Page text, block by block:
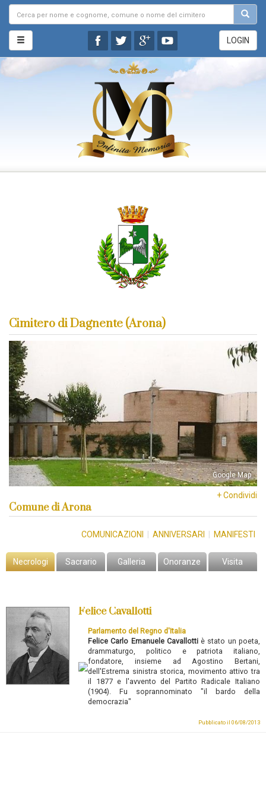
LOGIN
Cimitero di Dagnente (Arona)
Google Map
+ Condividi
Comune di Arona
COMUNICAZIONI ANNIVERSARI MANIFESTI
Necrologi Sacrario Galleria Onoranze Visita
Felice Cavallotti
Parlamento del Regno d'Italia
Felice Carlo Emanuele Cavallottiè stato un poeta,
drammaturgo, politico e patriota italiano,
fondatore, insieme ad Agostino Bertani,
dell'Estrema sinistra storica, movimento attivo tra
il 1877 e l'avvento del Partito Radicale Italiano
(1904). Fu soprannominato "il bardo della
democrazia"
Pubblicato il 06/08/2013